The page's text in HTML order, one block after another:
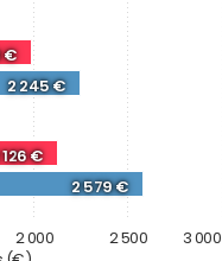
€
126 €
2 245 €
2 579 €
2 000 2 500 3 000